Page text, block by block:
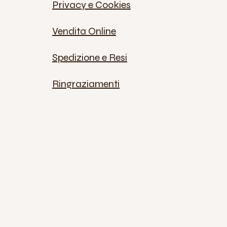
Privacy e Cookies
Vendita Online
Spedizione e Resi
Ringraziamenti